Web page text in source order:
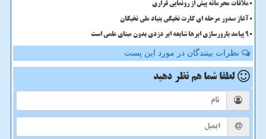
ملاقات محرمانه پیش از رونمایی فراری
آغاز صدور مرحله ای کارت نخبگی بنیاد ملی نخبگان
9 پیامد بارورسازی ابرها شایعه ابر دزدی بدون مبنای علمی است
نظرات بینندگان در مورد این پست
لطفا شما هم نظر دهید